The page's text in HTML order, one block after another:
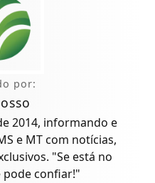
por:
2014, informando e
e MT com notícias,
"Se está no
pode confiar!"